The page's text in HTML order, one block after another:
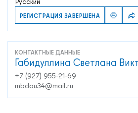
РЕГИСТРАЦИЯ ЗАВЕРШЕНА
КОНТАКТНЫЕ ДАННЫЕ
Габидуллина Светлана
+7 (927) 955-21-69
mbdou34@mail.ru